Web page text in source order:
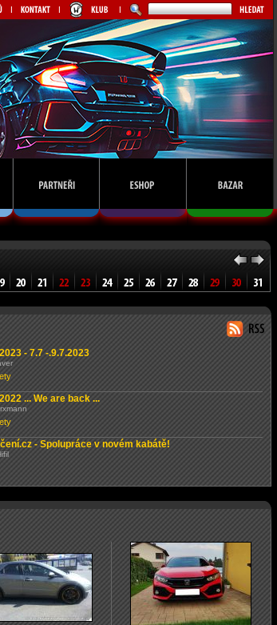
- 7.7 -.9.7.2023
... We are back ...
- Spolupráce v novém kabátě!